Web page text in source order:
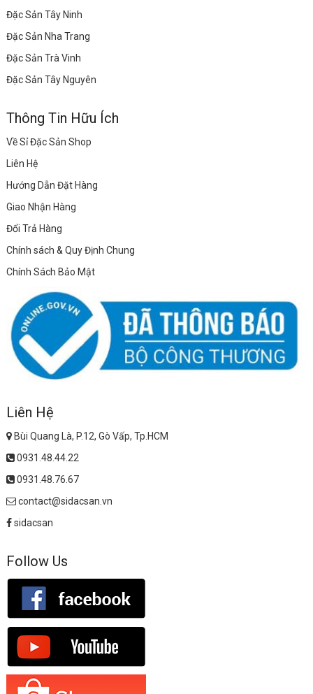
Đặc Sản Tây Ninh
Đặc Sản Nha Trang
Đặc Sản Trà Vinh
Đặc Sản Tây Nguyên
Thông Tin Hữu Ích
Về Sỉ Đặc Sản Shop
Liên Hệ
Hướng Dẫn Đặt Hàng
Giao Nhận Hàng
Đổi Trả Hàng
Chính sách & Quy Định Chung
Chính Sách Bảo Mật
Liên Hệ
Bùi Quang Là, P.12, Gò Vấp, Tp.HCM
0931.48.44.22
0931.48.76.67
contact@sidacsan.vn
sidacsan
Follow Us